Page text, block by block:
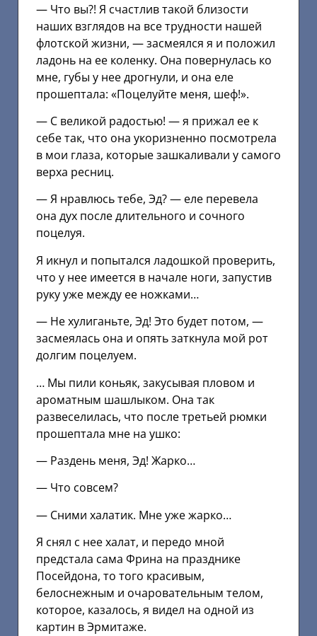
— Что вы?! Я счастлив такой близости
наших взглядов на все трудности нашей
флотской жизни, — засмеялся я и положил
ладонь на ее коленку. Она повернулась ко
мне, губы у нее дрогнули, и она еле
прошептала: «Поцелуйте меня, шеф!».
— С великой радостью! — я прижал ее к
себе так, что она укоризненно посмотрела
в мои глаза, которые зашкаливали у самого
верха ресниц.
— Я нравлюсь тебе, Эд? — еле перевела
она дух после длительного и сочного
поцелуя.
Я икнул и попытался ладошкой проверить,
что у нее имеется в начале ноги, запустив
руку уже между ее ножками…
— Не хулиганьте, Эд! Это будет потом, —
засмеялась она и опять заткнула мой рот
долгим поцелуем.
… Мы пили коньяк, закусывая пловом и
ароматным шашлыком. Она так
развеселилась, что после третьей рюмки
прошептала мне на ушко:
— Раздень меня, Эд! Жарко…
— Что совсем?
— Сними халатик. Мне уже жарко…
Я снял с нее халат, и передо мной
предстала сама Фрина на празднике
Посейдона, то того красивым,
белоснежным и очаровательным телом,
которое, казалось, я видел на одной из
картин в Эрмитаже.